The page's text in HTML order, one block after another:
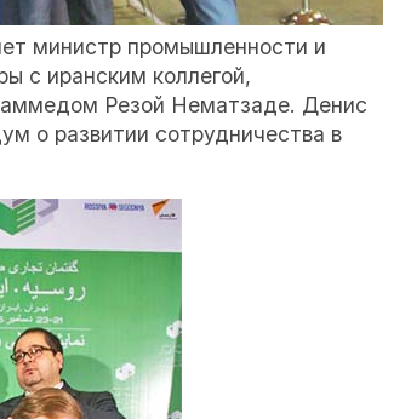
министр промышленности и
с иранским коллегой,
Резой Нематзаде. Денис
о развитии сотрудничества в